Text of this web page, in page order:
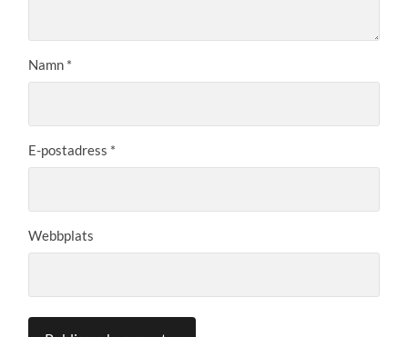
Namn *
E-postadress *
Webbplats